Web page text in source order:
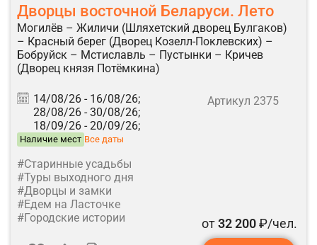
Дворцы восточной Беларуси. Лето
Могилёв – Жиличи (Шляхетский дворец Булгаков)
– Красный берег (Дворец Козелл-Поклевских) –
Бобруйск – Мстиславль – Пустынки – Кричев
(Дворец князя Потёмкина)
14/08/26 - 16/08/26;
28/08/26 - 30/08/26;
18/09/26 - 20/09/26;
Наличие мест Все даты
Артикул 2375
#Старинные усадьбы
#Туры выходного дня
#Дворцы и замки
#Едем на Ласточке
#Городские истории
от32 200₽/чел.